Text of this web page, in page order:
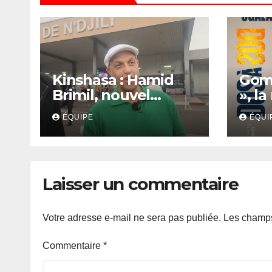
Kinshasa : Hamid
Brimil, nouvel
entraîneur du DC
Virunga sur place,
cap sur les
Confédération de la
ÉQUIPE
»,
Laisser un commentaire
Votre adresse e-mail ne sera pas publiée. Les
Commentaire *